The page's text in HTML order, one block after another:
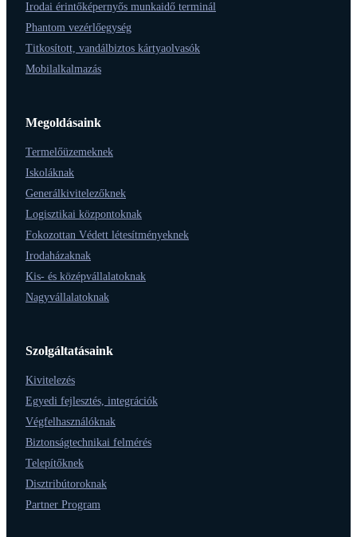
Irodai érintőképernyős munkaidő terminál
Phantom vezérlőegység
Titkosított, vandálbiztos kártyaolvasók
Mobilalkalmazás
Megoldásaink
Termelőüzemeknek
Iskoláknak
Generálkivitelezőknek
Logisztikai központoknak
Fokozottan Védett létesítményeknek
Irodaházaknak
Kis- és középvállalatoknak
Nagyvállalatoknak
Szolgáltatásaink
Kivitelezés
Egyedi fejlesztés, integrációk
Végfelhasználóknak
Biztonságtechnikai felmérés
Telepítőknek
Disztribútoroknak
Partner Program